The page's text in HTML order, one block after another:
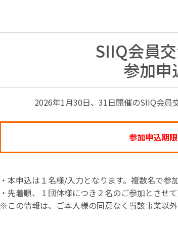
SIIQ会員
参加申
2026年1⽉30⽇、31日開催のSIIQ会員
参加申込期
・本申込は１名様/⼊⼒となります。複数名で参
・先着順、１団体様につき２名のご参加とさせて
※この情報は、ご本⼈様の同意なく当該事業以